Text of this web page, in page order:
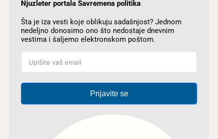
Njuzleter portala Savremena politika
Šta je iza vesti koje oblikuju sadašnjost? Jednom
nedeljno donosimo ono što nedostaje dnevnim
vestima i šaljemo elektronskom poštom.
Prijavite se